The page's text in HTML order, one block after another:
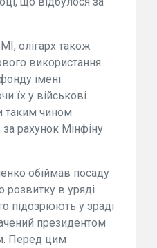
олігарх також
використання
імені
їх у військові
таким чином
за рахунок Мінфіну
обіймав посаду
розвитку в уряді
підозрюють у зраді
президентом
Перед цим